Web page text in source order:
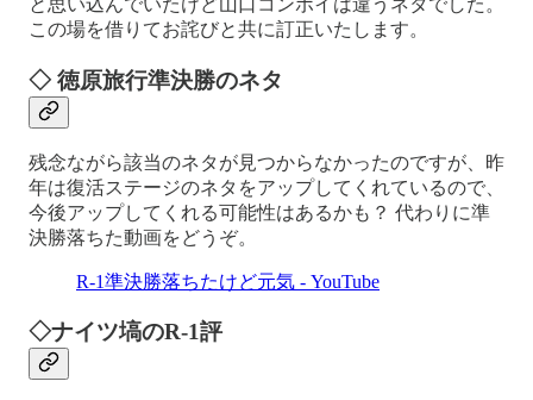
と思い込んでいたけど山口コンボイは違うネタでした。
この場を借りてお詫びと共に訂正いたします。
◇ 徳原旅行準決勝のネタ
残念ながら該当のネタが見つからなかったのですが、昨
年は復活ステージのネタをアップしてくれているので、
今後アップしてくれる可能性はあるかも？ 代わりに準
決勝落ちた動画をどうぞ。
R-1準決勝落ちたけど元気 - YouTube
◇ナイツ塙のR-1評